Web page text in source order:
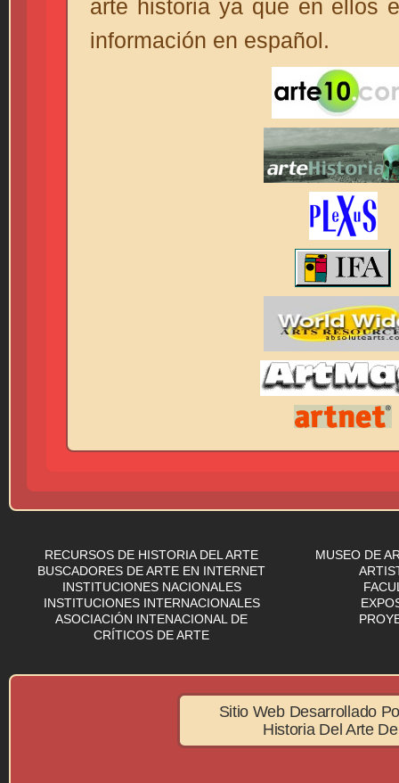
arte historia ya que en ellos
información en español.
RECURSOS DE HISTORIA DEL ARTE
BUSCADORES DE ARTE EN INTERNET
INSTITUCIONES NACIONALES
INSTITUCIONES INTERNACIONALES
ASOCIACIÓN INTENACIONAL DE
CRÍTICOS DE ARTE
MUSEO DE
Sitio Web Desarrollado
Historia Del Arte